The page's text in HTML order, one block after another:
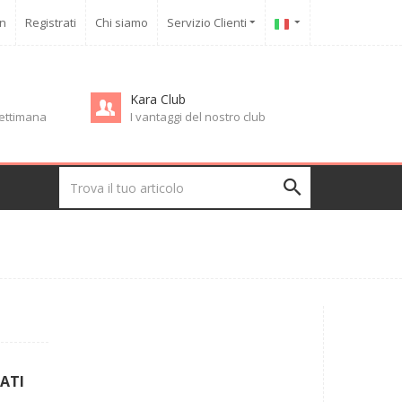
Registrati Chi siamo Servizio Clienti
Kara Club
I vantaggi del nostro club